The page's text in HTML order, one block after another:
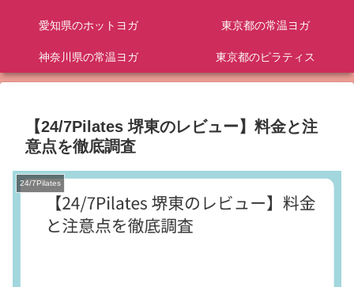
愛知県のホットヨガ 東京都の常温ヨガ
神奈川県の常温ヨガ 東京都のピラティス
【24/7Pilates 堺東のレビュー】料金と注
意点を徹底調査
24/7Pilates